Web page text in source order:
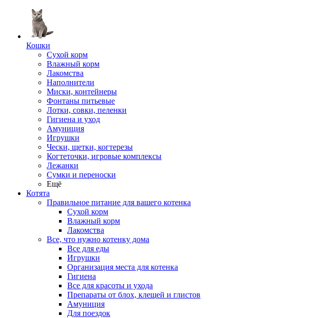
Кошки
Сухой корм
Влажный корм
Лакомства
Наполнители
Миски, контейнеры
Фонтаны питьевые
Лотки, совки, пеленки
Гигиена и уход
Амуниция
Игрушки
Чески, щетки, когтерезы
Когтеточки, игровые комплексы
Лежанки
Сумки и переноски
Ещё
Котята
Правильное питание для вашего котенка
Сухой корм
Влажный корм
Лакомства
Все, что нужно котенку дома
Все для еды
Игрушки
Организация места для котенка
Гигиена
Все для красоты и ухода
Препараты от блох, клещей и глистов
Амуниция
Для поездок